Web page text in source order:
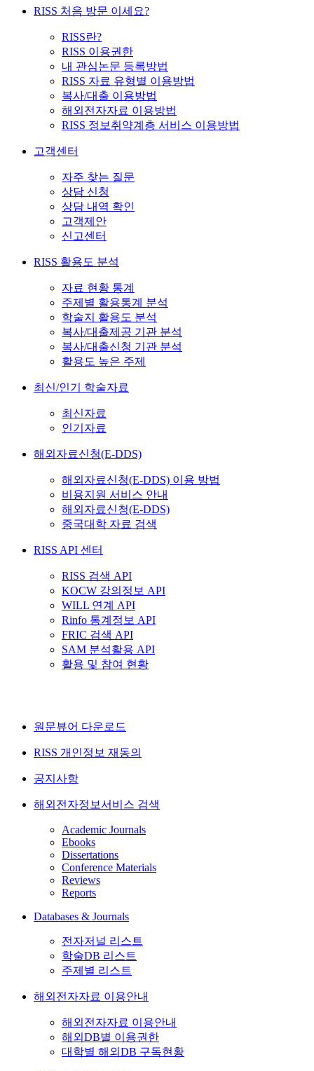
RISS 처음 방문 이세요?
RISS란?
RISS 이용권한
내 관심논문 등록방법
RISS 자료 유형별 이용방법
복사/대출 이용방법
해외전자자료 이용방법
RISS 정보취약계층 서비스 이용방법
고객센터
자주 찾는 질문
상담 신청
상담 내역 확인
고객제안
신고센터
RISS 활용도 분석
자료 현황 통계
주제별 활용통계 분석
학술지 활용도 분석
복사/대출제공 기관 분석
복사/대출신청 기관 분석
활용도 높은 주제
최신/인기 학술자료
최신자료
인기자료
해외자료신청(E-DDS)
해외자료신청(E-DDS) 이용 방법
비용지원 서비스 안내
해외자료신청(E-DDS)
중국대학 자료 검색
RISS API 센터
RISS 검색 API
KOCW 강의정보 API
WILL 연계 API
Rinfo 통계정보 API
FRIC 검색 API
SAM 분석활용 API
활용 및 참여 현황
원문뷰어 다운로드
RISS 개인정보 재동의
공지사항
해외전자정보서비스 검색
Academic Journals
Ebooks
Dissertations
Conference Materials
Reviews
Reports
Databases & Journals
전자저널 리스트
학술DB 리스트
주제별 리스트
해외전자자료 이용안내
해외전자자료 이용안내
해외DB별 이용권한
대학별 해외DB 구독현황